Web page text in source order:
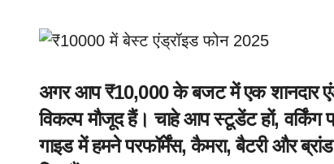
अगर आप ₹10,000 के बजट में एक शानदार
विकल्प मौजूद हैं। चाहे आप स्टूडेंट हों, वर्किंग
गाइड में हमने परफॉर्मेंस, कैमरा, बैटरी और